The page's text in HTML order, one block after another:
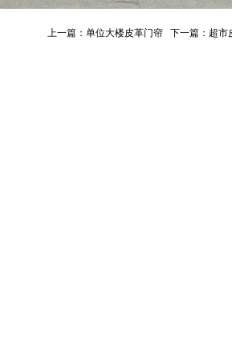
上一篇： 单位大楼皮革门帘下一篇： 超市